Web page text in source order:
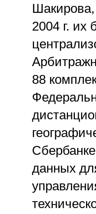
2004 г. их
88
данных